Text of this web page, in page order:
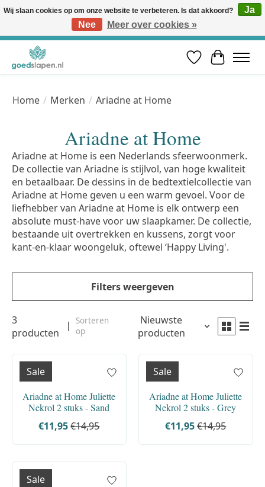
Vóór 12u besteld, volgende werkdag in huis* | Gratis verzending vanaf €50 | Professioneel slaapadvies
Verlanglijst
Home / Merken / Ariadne at Home
Ariadne at Home
Ariadne at Home is een Nederlands sfeerwoonmerk.
De collectie van Ariadne is stijlvol, van hoge kwaliteit
en betaalbaar. De dessins in de bedtextielcollectie van
Ariadne at Home geven u een warm gevoel. Voor de
liefhebber van Ariadne at Home is elk ontwerp een
absolute must-have voor uw slaapkamer. De collectie,
bestaande uit overtrekken en kussens, zorgt voor
kant-en-klaar woongeluk, oftewel ‘Happy Living'.
Filters weergeven
3
producten
Sorteren
op
Nieuwste
producten
Sale
Ariadne at Home Juliette
Nekrol 2 stuks - Sand
€11,95 €14,95
Sale
Ariadne at Home Juliette
Nekrol 2 stuks - Grey
€11,95 €14,95
Sale
Wij slaan cookies op om onze website te verbeteren. Is dat akkoord?
Ja
Nee
Meer over cookies »